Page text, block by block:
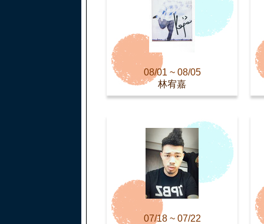
08/01 ~ 08/05
林宥嘉
07/18 ~ 07/22